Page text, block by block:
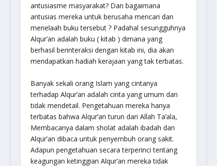
antusiasme masyarakat? Dan bagaimana
antusias mereka untuk berusaha mencari dan
menelaah buku tersebut ? Padahal sesungguhnya
Alqur’an adalah buku ( kitab ) dimana yang
berhasil berinteraksi dengan kitab ini, dia akan
mendapatkan hadiah kerajaan yang tak terbatas.
Banyak sekali orang Islam yang cintanya
terhadap Alqur’an adalah cinta yang umum dan
tidak mendetail. Pengetahuan mereka hanya
terbatas bahwa Alqur’an turun dari Allah Ta’ala,
Membacanya dalam sholat adalah ibadah dan
Alqur’an dibaca untuk penyembuh orang sakit.
Adapun pengetahuan secara terperinci tentang
keagungan ketinggian Alqur’an mereka tidak